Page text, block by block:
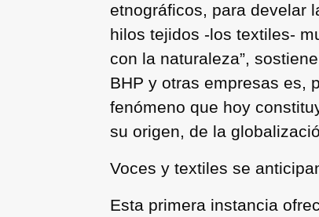
etnográficos, para develar
hilos tejidos -los textiles-
con la naturaleza”,
BHP y otras empresas es,
fenómeno que hoy
su origen, de la
Voces y textiles se
Esta primera instancia